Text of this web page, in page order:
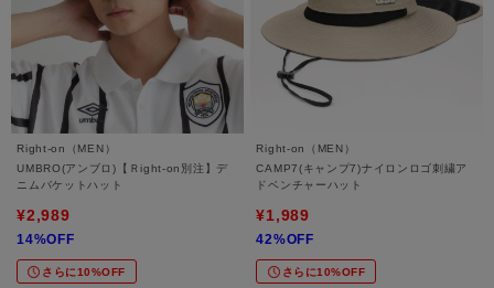
Right-on（MEN）
UMBRO(アンブロ)【Ｒight-on別注】デ
ニムバケットハット
¥2,989
14%OFF
さらに10%OFF
Right-on（MEN）
CAMP7(キャンプ7)ナイロンロゴ刺繍ア
ドベンチャーハット
¥1,989
42%OFF
さらに10%OFF